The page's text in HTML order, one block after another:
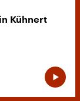
Kühnert